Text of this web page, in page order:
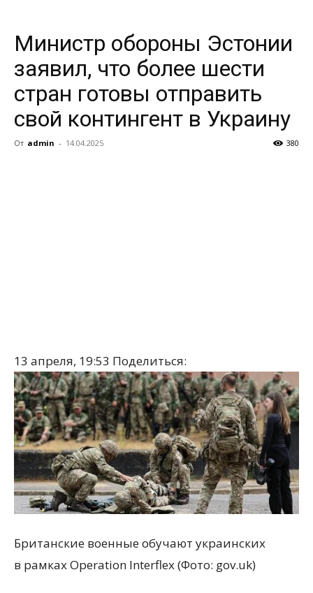
Министр обороны Эстонии
заявил, что более шести
стран готовы отправить
свой контингент в Украину
От admin - 14.04.2025 380
13 апреля, 19:53 Поделиться:
Британские военные обучают украинских
в рамках Operation Interflex (Фото: gov.uk)